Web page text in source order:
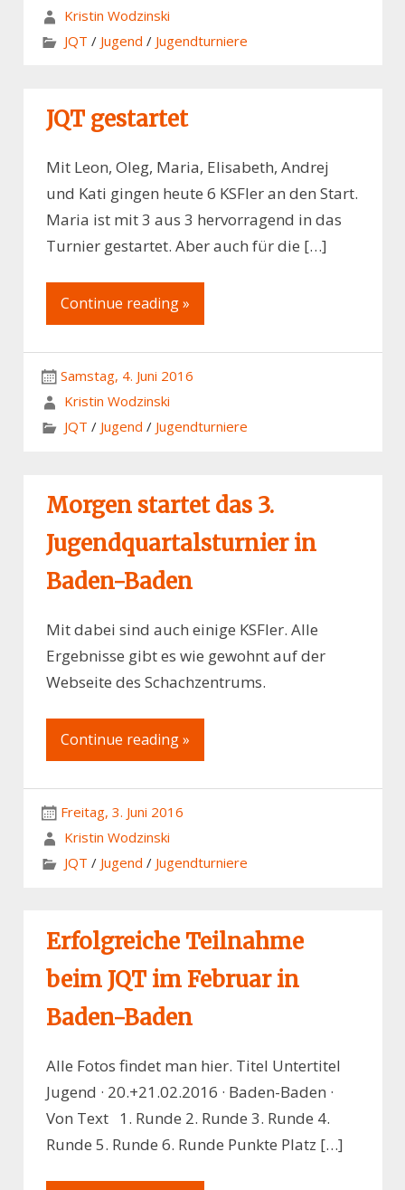
Kristin Wodzinski
JQT / Jugend / Jugendturniere
JQT gestartet
Mit Leon, Oleg, Maria, Elisabeth, Andrej
und Kati gingen heute 6 KSFler an den Start.
Maria ist mit 3 aus 3 hervorragend in das
Turnier gestartet. Aber auch für die […]
Continue reading »
Samstag, 4. Juni 2016
Kristin Wodzinski
JQT / Jugend / Jugendturniere
Morgen startet das 3.
Jugendquartalsturnier in
Baden-Baden
Mit dabei sind auch einige KSFler. Alle
Ergebnisse gibt es wie gewohnt auf der
Webseite des Schachzentrums.
Continue reading »
Freitag, 3. Juni 2016
Kristin Wodzinski
JQT / Jugend / Jugendturniere
Erfolgreiche Teilnahme
beim JQT im Februar in
Baden-Baden
Alle Fotos findet man hier. Titel Untertitel
Jugend · 20.+21.02.2016 · Baden-Baden ·
Von Text 1. Runde 2. Runde 3. Runde 4.
Runde 5. Runde 6. Runde Punkte Platz […]